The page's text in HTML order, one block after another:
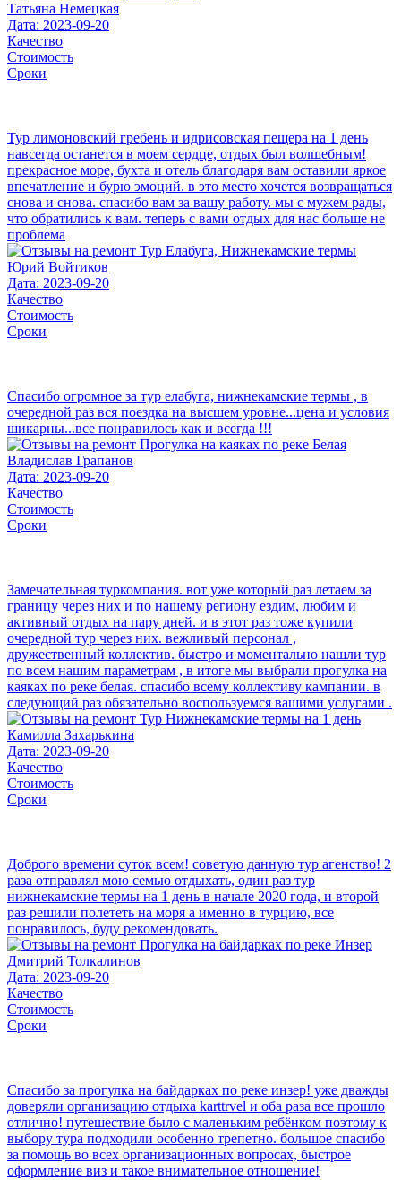
Татьяна Немецкая
Дата: 2023-09-20
Качество
Стоимость
Сроки
Тур лимоновский гребень и идрисовская пещера на 1 день
навсегда останется в моем сердце, отдых был волшебным!
прекрасное море, бухта и отель благодаря вам оставили яркое
впечатление и бурю эмоций. в это место хочется возвращаться
снова и снова. спасибо вам за вашу работу. мы с мужем рады,
что обратились к вам. теперь с вами отдых для нас больше не
проблема
Юрий Войтиков
Дата: 2023-09-20
Качество
Стоимость
Сроки
Спасибо огромное за тур елабуга, нижнекамские термы , в
очередной раз вся поездка на высшем уровне...цена и условия
шикарны...все понравилось как и всегда !!!
Владислав Грапанов
Дата: 2023-09-20
Качество
Стоимость
Сроки
Замечательная туркомпания. вот уже который раз летаем за
границу через них и по нашему региону ездим, любим и
активный отдых на пару дней. и в этот раз тоже купили
очередной тур через них. вежливый персонал ,
дружественный коллектив. быстро и моментально нашли тур
по всем нашим параметрам , в итоге мы выбрали прогулка на
каяках по реке белая. спасибо всему коллективу кампании. в
следующий раз обязательно воспользуемся вашими услугами .
Камилла Захарькина
Дата: 2023-09-20
Качество
Стоимость
Сроки
Доброго времени суток всем! советую данную тур агенство! 2
раза отправлял мою семью отдыхать, один раз тур
нижнекамские термы на 1 день в начале 2020 года, и второй
раз решили полететь на моря а именно в турцию, все
понравилось, буду рекомендовать.
Дмитрий Толкалинов
Дата: 2023-09-20
Качество
Стоимость
Сроки
Спасибо за прогулка на байдарках по реке инзер! уже дважды
доверяли организацию отдыха karttrvel и оба раза все прошло
отлично! путешествие было с маленьким ребёнком поэтому к
выбору тура подходили особенно трепетно. большое спасибо
за помощь во всех организационных вопросах, быстрое
оформление виз и такое внимательное отношение!